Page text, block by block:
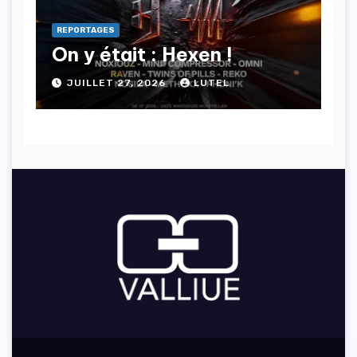
REPORTAGES
On y était : Hexen !
JUILLET 27, 2026 LUTEL